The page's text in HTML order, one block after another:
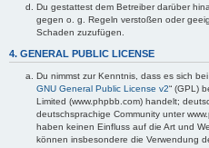
Du gestattest dem Betreiber darüber
gegen o. g. Regeln verstoßen oder
Schaden zuzufügen.
4. GENERAL PUBLIC LICENSE
Du nimmst zur Kenntnis, dass es sich
GNU General Public License v2“ (GPL)
Limited (www.phpbb.com) handelt;
deutschsprachige Community unter
haben keinen Einfluss auf die Art und
können insbesondere die Verwendung